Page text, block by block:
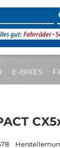
E-BIKES